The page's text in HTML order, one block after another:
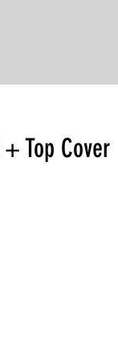
Top Cover